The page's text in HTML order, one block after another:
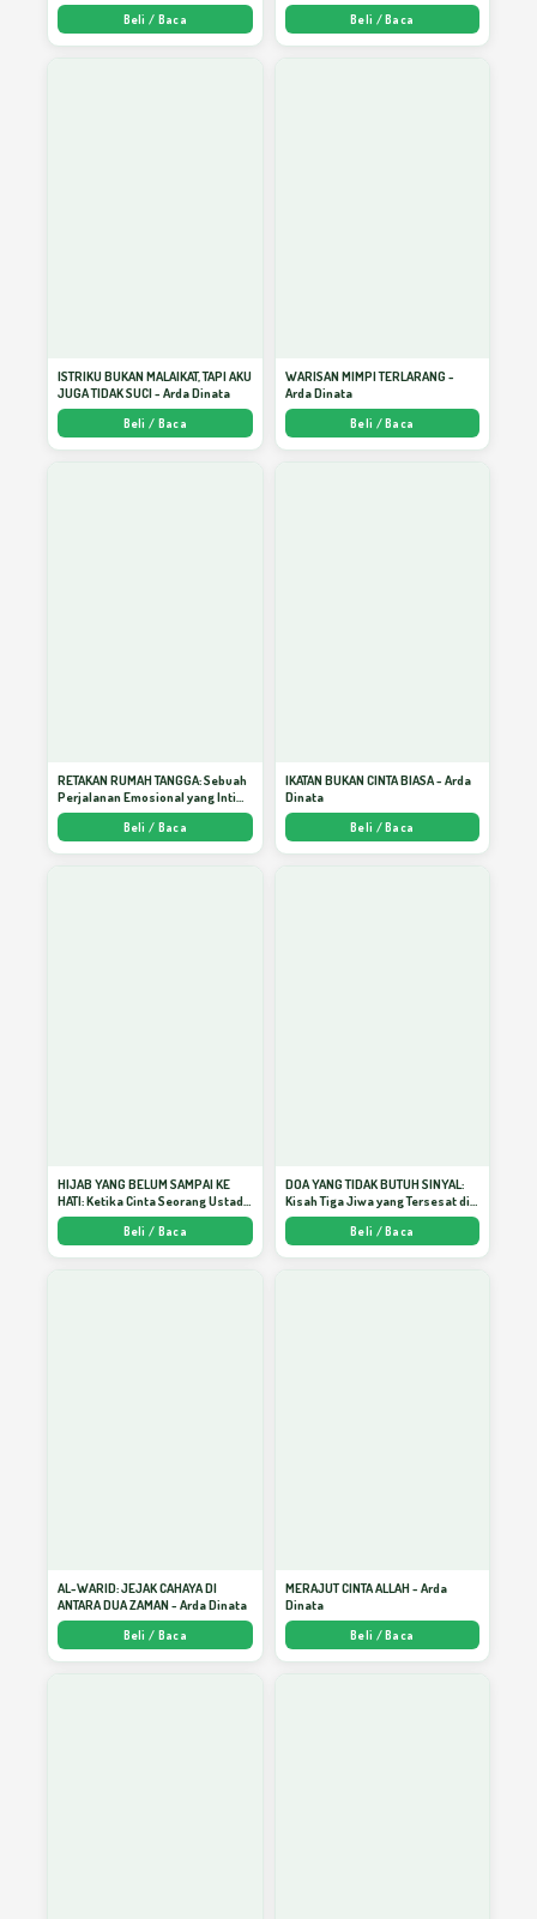
Beli / Baca Beli / Baca
ISTRIKU BUKAN MALAIKAT, TAPI AKU
JUGA TIDAK SUCI - Arda Dinata
Beli / Baca
WARISAN MIMPI TERLARANG -
Arda Dinata
Beli / Baca
RETAKAN RUMAH TANGGA: Sebuah
Perjalanan Emosional yang Intim
dan Mendalam - Arda Dinata
Beli / Baca
IKATAN BUKAN CINTA BIASA - Arda
Dinata
Beli / Baca
HIJAB YANG BELUM SAMPAI KE
HATI: Ketika Cinta Seorang Ustadz
Menjadi Cermin yang Paling
Kejam - Arda Dinata
Beli / Baca
DOA YANG TIDAK BUTUH SINYAL:
Kisah Tiga Jiwa yang Tersesat di
Era AI dan Menemukan Jalan
Pulang di Bulan Ramadhan" -
Beli / Baca
AL-WARID: JEJAK CAHAYA DI
ANTARA DUA ZAMAN - Arda Dinata
Beli / Baca
MERAJUT CINTA ALLAH - Arda
Dinata
Beli / Baca